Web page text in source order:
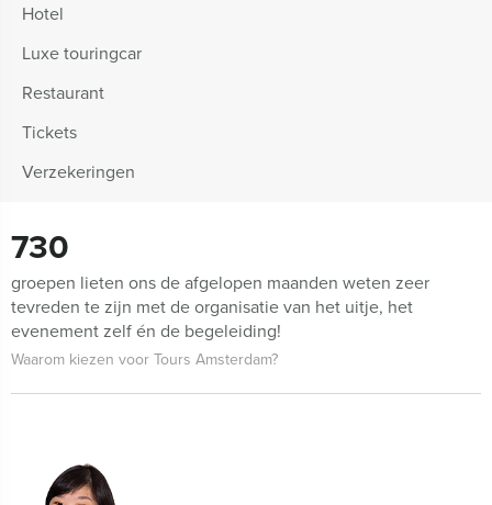
Hotel
Luxe touringcar
Restaurant
Tickets
Verzekeringen
730
groepen lieten ons de afgelopen maanden weten zeer
tevreden te zijn met de organisatie van het uitje, het
evenement zelf én de begeleiding!
Waarom kiezen voor Tours Amsterdam?